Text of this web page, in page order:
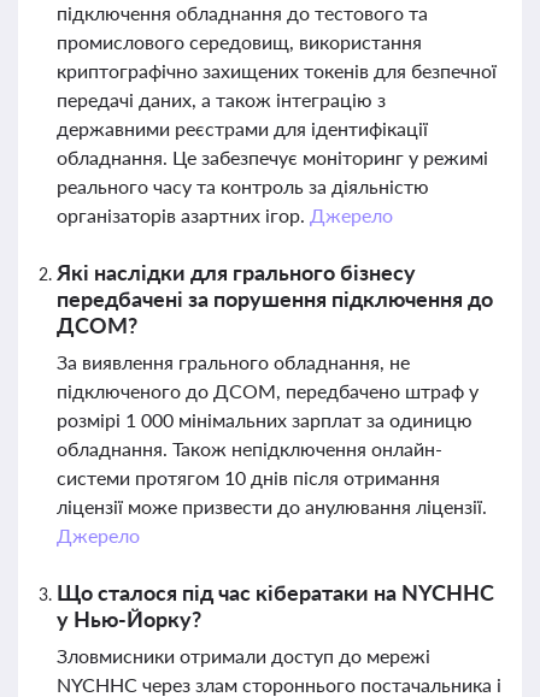
підключення обладнання до тестового та
промислового середовищ, використання
криптографічно захищених токенів для безпечної
передачі даних, а також інтеграцію з
державними реєстрами для ідентифікації
обладнання. Це забезпечує моніторинг у режимі
реального часу та контроль за діяльністю
організаторів азартних ігор. Джерело
Які наслідки для грального бізнесу
передбачені за порушення підключення до
ДСОМ?
За виявлення грального обладнання, не
підключеного до ДСОМ, передбачено штраф у
розмірі 1 000 мінімальних зарплат за одиницю
обладнання. Також непідключення онлайн-
системи протягом 10 днів після отримання
ліцензії може призвести до анулювання ліцензії.
Джерело
Що сталося під час кібератаки на NYCHHC
у Нью-Йорку?
Зловмисники отримали доступ до мережі
NYCHHC через злам стороннього постачальника і